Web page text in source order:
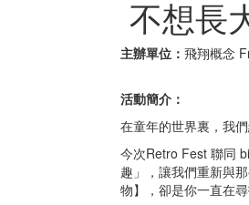
不想長
主辦單位： 飛翔概念
活動簡介：
在童年的世界裏，我
今次Retro Fest 聯同
趣」，讓我們重新與
物】，卻是你一直在